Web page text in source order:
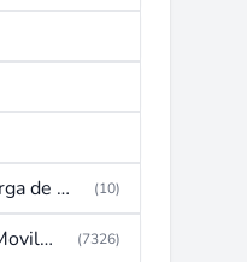
CDI(Ignicion por descarga de capacitor) (10)
Celulares (Telefonos Moviles) (7326)